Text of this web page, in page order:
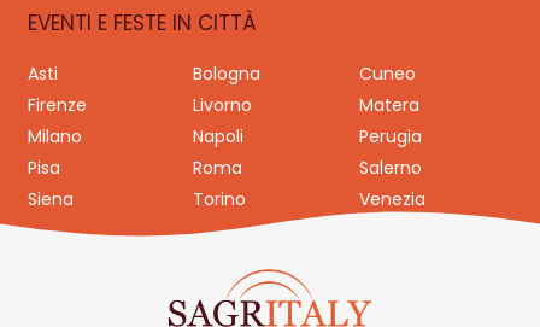
EVENTI E FESTE IN CITTÀ
Asti Bologna
Cuneo
Firenze
Livorno
Matera
Milano
Napoli
Perugia
Pisa
Roma
Salerno
Siena
Torino Venezia